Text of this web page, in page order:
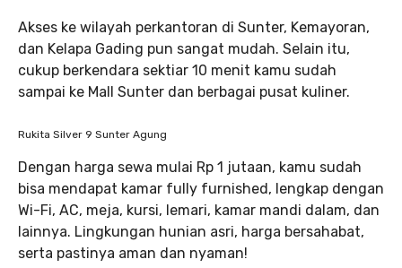
Akses ke wilayah perkantoran di Sunter, Kemayoran,
dan Kelapa Gading pun sangat mudah. Selain itu,
cukup berkendara sektiar 10 menit kamu sudah
sampai ke Mall Sunter dan berbagai pusat kuliner.
Rukita Silver 9 Sunter Agung
Dengan harga sewa mulai Rp 1 jutaan, kamu sudah
bisa mendapat kamar fully furnished, lengkap dengan
Wi-Fi, AC, meja, kursi, lemari, kamar mandi dalam, dan
lainnya. Lingkungan hunian asri, harga bersahabat,
serta pastinya aman dan nyaman!